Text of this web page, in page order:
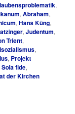
,
,Abraham,
,Hans Küng,
,Judentum,
Trient,
,
, Projekt
Sola fide,
der Kirchen